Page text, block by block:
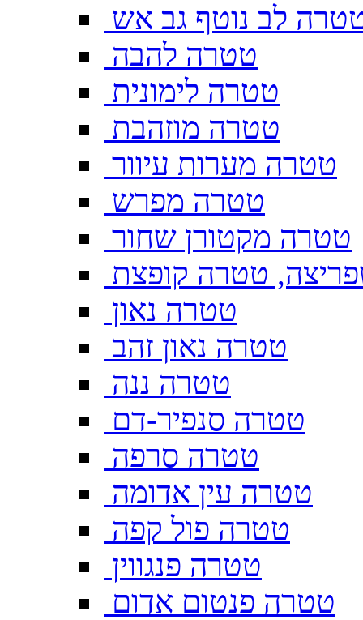
לב נוטף גב אש
טטרה להבה
טטרה לימונית
טטרה מוזהבת
טטרה מערות עיוור
טטרה מפרש
טטרה מקטורן שחור
טטרה קופצת
טטרה נאון
טטרה נאון זהב
טטרה ננה
טטרה סנפיר-דם
טטרה סרפה
טטרה עין אדומה
טטרה פול קפה
טטרה פנגווין
טטרה פנטום אדום